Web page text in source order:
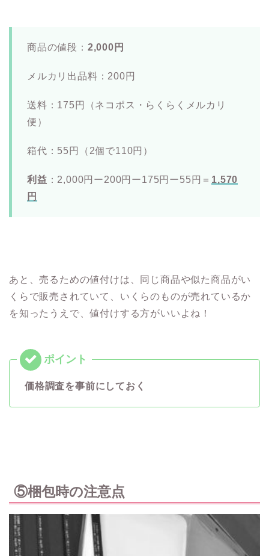
商品の値段： 2,000円
メルカリ出品料：200円
送料：175円（ネコポス・らくらくメルカリ
便）
箱代：55円（2個で110円）
利益 ：2,000円ー200円ー175円ー55円＝ 1,570
円
あと、売るための値付けは、同じ商品や似た商品がい
くらで販売されていて、いくらのものが売れているか
を知ったうえで、値付けする方がいいよね！
価格調査を事前にしておく
⑤梱包時の注意点